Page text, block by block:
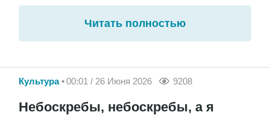
Читать полностью
Культура 00:01 / 26 Июня 2026 9208
Небоскребы, небоскребы, а я